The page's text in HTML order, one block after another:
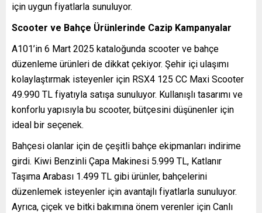
için uygun fiyatlarla sunuluyor.
Scooter ve Bahçe Ürünlerinde Cazip Kampanyalar
A101’in 6 Mart 2025 kataloğunda scooter ve bahçe
düzenleme ürünleri de dikkat çekiyor. Şehir içi ulaşımı
kolaylaştırmak isteyenler için RSX4 125 CC Maxi Scooter
49.990 TL fiyatıyla satışa sunuluyor. Kullanışlı tasarımı ve
konforlu yapısıyla bu scooter, bütçesini düşünenler için
ideal bir seçenek.
Bahçesi olanlar için de çeşitli bahçe ekipmanları indirime
girdi. Kiwi Benzinli Çapa Makinesi 5.999 TL, Katlanır
Taşıma Arabası 1.499 TL gibi ürünler, bahçelerini
düzenlemek isteyenler için avantajlı fiyatlarla sunuluyor.
Ayrıca, çiçek ve bitki bakımına önem verenler için Canlı